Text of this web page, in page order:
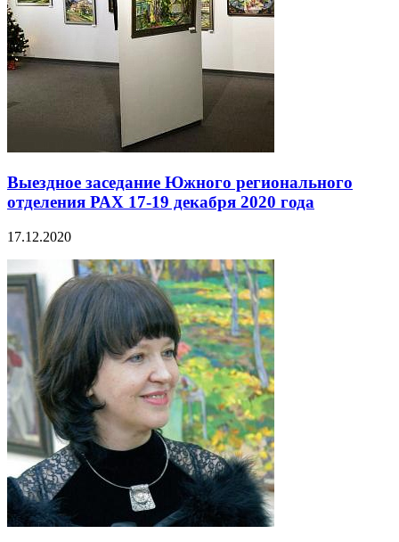
Выездное заседание Южного регионального
отделения РАХ 17-19 декабря 2020 года
17.12.2020